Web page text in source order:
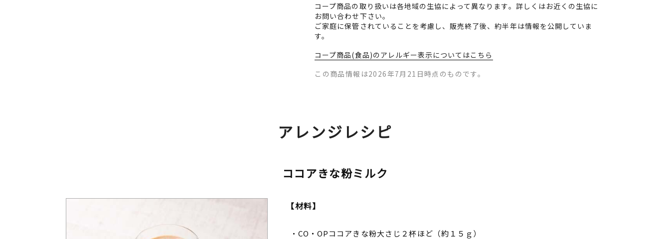
コープ商品の取り扱いは各地域の生協によって異なります。詳しくはお近くの生協に
お問い合わせ下さい。
ご家庭に保管されていることを考慮し、販売終了後、約半年は情報を公開していま
す。
コープ商品(食品)のアレルギー表示についてはこちら
この商品情報は2026年7月21日時点のものです。
アレンジレシピ
ココアきな粉ミルク
【材料】
CO・OPココアきな粉大さじ２杯ほど（約１５ｇ）